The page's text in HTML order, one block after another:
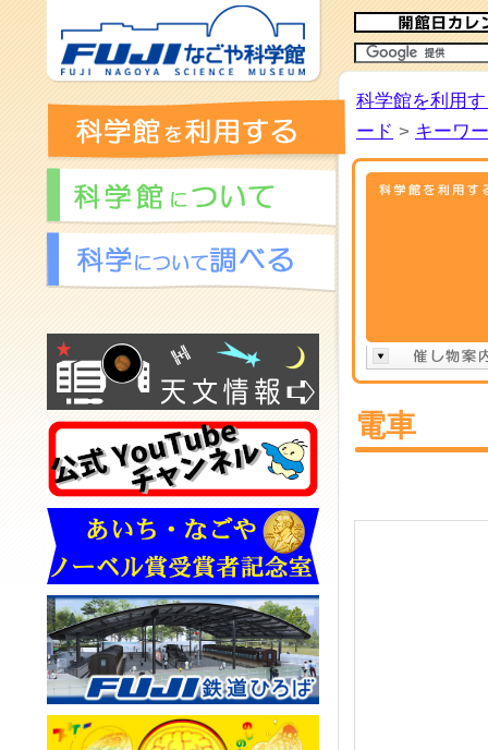
科学館を利用
ード > キーワ
電車